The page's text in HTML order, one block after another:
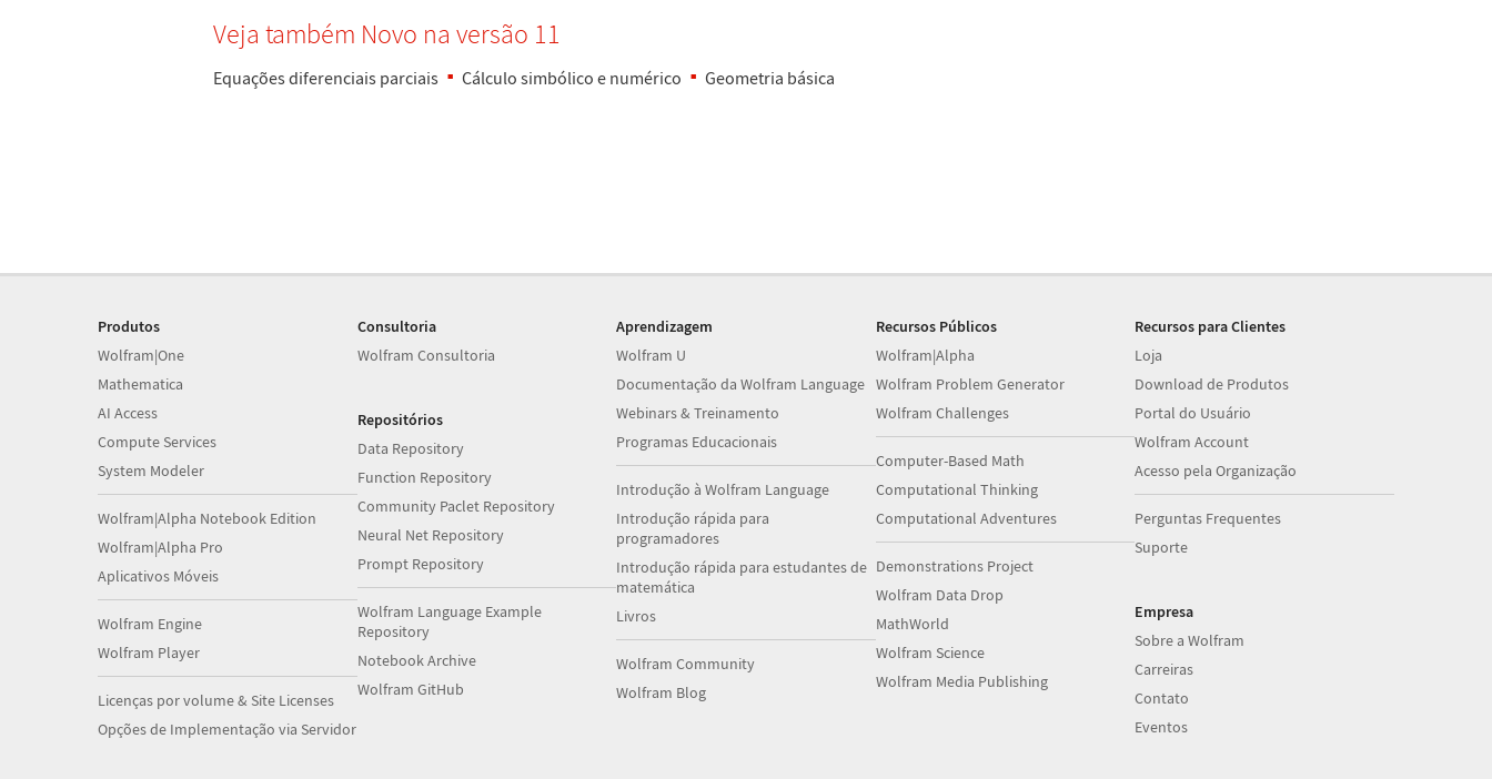
Veja também Novo na versão 11
Equações diferenciais parciais Cálculo simbólico e numérico Geometria básica
Produtos
Wolfram|One
Mathematica
AI Access
Compute Services
System Modeler
Wolfram|Alpha Notebook Edition
Wolfram|Alpha Pro
Aplicativos Móveis
Wolfram Engine
Wolfram Player
Licenças por volume & Site Licenses
Opções de Implementação via Servidor
Consultoria
Wolfram Consultoria
Repositórios
Data Repository
Function Repository
Community Paclet Repository
Neural Net Repository
Prompt Repository
Wolfram Language Example
Repository
Notebook Archive
Wolfram GitHub
Aprendizagem
Wolfram U
Documentação da Wolfram Language
Webinars & Treinamento
Programas Educacionais
Introdução à Wolfram Language
Introdução rápida para
programadores
Introdução rápida para estudantes de
matemática
Livros
Wolfram Community
Wolfram Blog
Recursos Públicos
Wolfram|Alpha
Wolfram Problem Generator
Wolfram Challenges
Computer-Based Math
Computational Thinking
Computational Adventures
Demonstrations Project
Wolfram Data Drop
MathWorld
Wolfram Science
Wolfram Media Publishing
Recursos para Clientes
Loja
Download de Produtos
Portal do Usuário
Wolfram Account
Acesso pela Organização
Perguntas Frequentes
Suporte
Empresa
Sobre a Wolfram
Carreiras
Contato
Eventos